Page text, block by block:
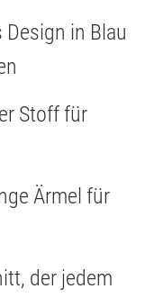
in Blau
Stoff für
Ärmel für
der jedem